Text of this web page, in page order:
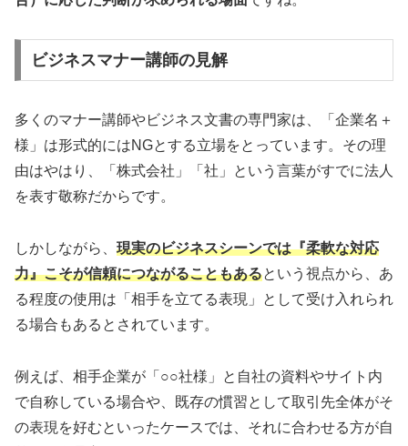
ビジネスマナー講師の見解
多くのマナー講師やビジネス文書の専門家は、「企業名＋
様」は形式的にはNGとする立場をとっています。その理
由はやはり、「株式会社」「社」という言葉がすでに法人
を表す敬称だからです。
しかしながら、 現実のビジネスシーンでは『柔軟な対応
力』こそが信頼につながることもあるという視点から、あ
る程度の使用は「相手を立てる表現」として受け入れられ
る場合もあるとされています。
例えば、相手企業が「○○社様」と自社の資料やサイト内
で自称している場合や、既存の慣習として取引先全体がそ
の表現を好むといったケースでは、それに合わせる方が自